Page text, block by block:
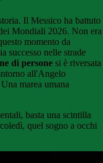
Il Messico ha battuto
Mondiali 2026. Non era
momento da
successo nelle strade
di persone si è riversata
all'Angelo
marea umana
basta una scintilla
quel sogno a occhi